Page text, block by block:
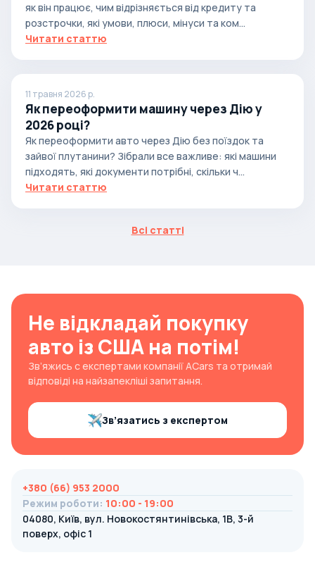
як він працює, чим відрізняється від кредиту та
розстрочки, які умови, плюси, мінуси та ком...
Читати статтю
11 травня 2026 р.
Як переоформити машину через Дію у
2026 році?
Як переоформити авто через Дію без поїздок та
зайвої плутанини? Зібрали все важливе: які машини
підходять, які документи потрібні, скільки ч...
Читати статтю
Всі статті
Не відкладай покупку
авто із США на потім!
Зв’яжись с експертами компанії ACars та отримай
відповіді на найзапекліші запитання.
Зв’язатись з експертом
+380 (66) 953 2000
Режим роботи: 10:00 - 19:00
04080, Київ, вул. Новокостянтинівська, 1В, 3-й
поверх, офіс 1